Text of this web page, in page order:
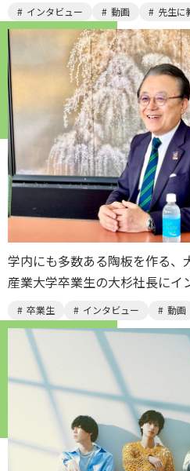
インタビュー 動画 先生に
学内にも多数ある陶板を作る、
産業大学卒業生の大杉社長にイ
卒業生 インタビュー 動画